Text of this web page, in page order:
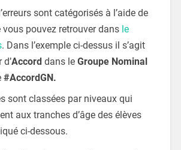
sont catégorisés à l’aide de
vous pouvez retrouver dans le
. Dans l’exemple ci-dessus il s’agit
d’Accord dans le Groupe Nominal
#AccordGN.
sont classées par niveaux qui
aux tranches d’âge des élèves
ci-dessous.